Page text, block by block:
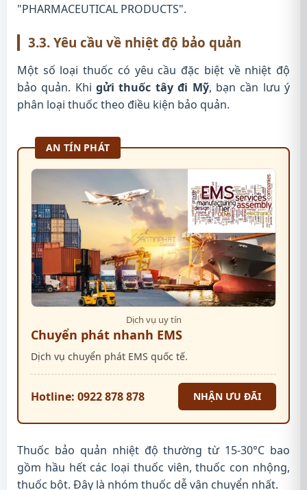
"PHARMACEUTICAL PRODUCTS".
3.3. Yêu cầu về nhiệt độ bảo quản
Một số loại thuốc có yêu cầu đặc biệt về nhiệt độ
bảo quản. Khigửi thuốc tây đi Mỹ, bạn cần lưu ý
phân loại thuốc theo điều kiện bảo quản.
AN TÍN PHÁT
Dịch vụ uy tín
Chuyển phát nhanh EMS
Dịch vụ chuyển phát EMS quốc tế.
Hotline: 0922 878 878 NHẬN ƯU ĐÃI
Thuốc bảo quản nhiệt độ thường từ 15-30°C bao
gồm hầu hết các loại thuốc viên, thuốc con nhộng,
thuốc bột. Đây là nhóm thuốc dễ vận chuyển nhất.